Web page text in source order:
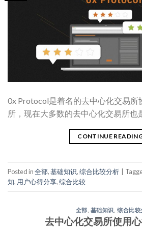
0x Protocol是着名的去中心化交易所
所，现在大多数的去中心化交易所也
CONTINUE
Posted in全部,基础知识,综合比较分析
知, 用户心得分享,综合比较
全部 基础知识 ,综合比较
去中心化交易所使用